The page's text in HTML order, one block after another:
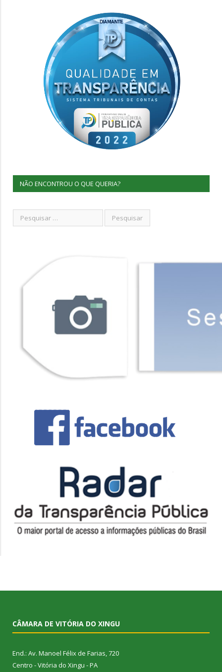
NÃO ENCONTROU O QUE QUERIA?
CÂMARA DE VITÓRIA DO XINGU
End.: Av. Manoel Félix de Farias, 720
Centro - Vitória do Xingu - PA